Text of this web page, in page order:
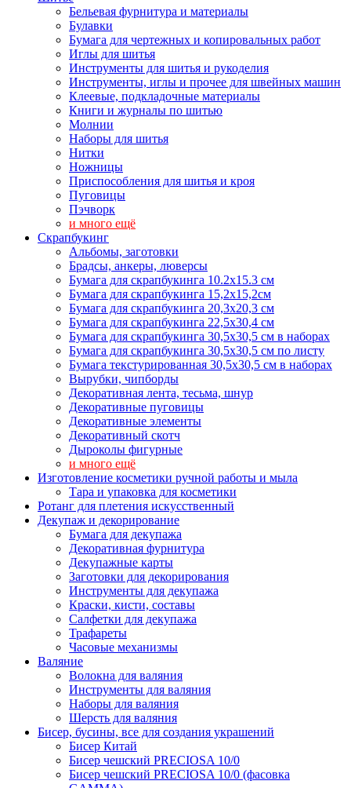
Бельевая фурнитура и материалы
Булавки
Бумага для чертежных и копировальных работ
Иглы для шитья
Инструменты для шитья и рукоделия
Инструменты, иглы и прочее для швейных машин
Клеевые, подкладочные материалы
Книги и журналы по шитью
Молнии
Наборы для шитья
Нитки
Ножницы
Приспособления для шитья и кроя
Пуговицы
Пэчворк
и много ещё
Скрапбукинг
Альбомы, заготовки
Брадсы, анкеры, люверсы
Бумага для скрапбукинга 10.2х15.3 см
Бумага для скрапбукинга 15,2х15,2см
Бумага для скрапбукинга 20,3х20,3 см
Бумага для скрапбукинга 22,5х30,4 см
Бумага для скрапбукинга 30,5х30,5 см в наборах
Бумага для скрапбукинга 30,5х30,5 см по листу
Бумага текстурированная 30,5х30,5 см в наборах
Вырубки, чипборды
Декоративная лента, тесьма, шнур
Декоративные пуговицы
Декоративные элементы
Декоративный скотч
Дыроколы фигурные
и много ещё
Изготовление косметики ручной работы и мыла
Тара и упаковка для косметики
Ротанг для плетения искусственный
Декупаж и декорирование
Бумага для декупажа
Декоративная фурнитура
Декупажные карты
Заготовки для декорирования
Инструменты для декупажа
Краски, кисти, составы
Салфетки для декупажа
Трафареты
Часовые механизмы
Валяние
Волокна для валяния
Инструменты для валяния
Наборы для валяния
Шерсть для валяния
Бисер, бусины, все для создания украшений
Бисер Китай
Бисер чешский PRECIOSA 10/0
Бисер чешский PRECIOSA 10/0 (фасовка